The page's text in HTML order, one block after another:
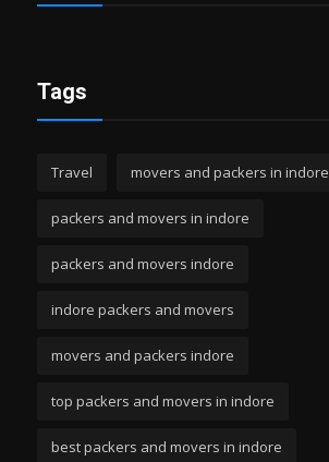
Tags
Travel movers and packers in indore
packers and movers in indore
packers and movers indore
indore packers and movers
movers and packers indore
top packers and movers in indore
best packers and movers in indore